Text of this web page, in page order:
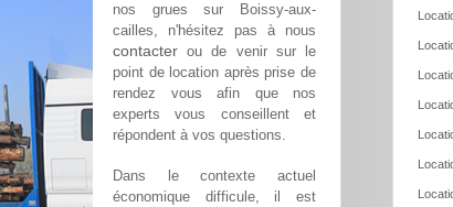
nos grues sur Boissy-aux-
cailles, n'hésitez pas à nous
contacter ou de venir sur le
point de location après prise de
rendez vous afin que nos
experts vous conseillent et
répondent à vos questions.
Dans le contexte actuel
économique difficule, il est